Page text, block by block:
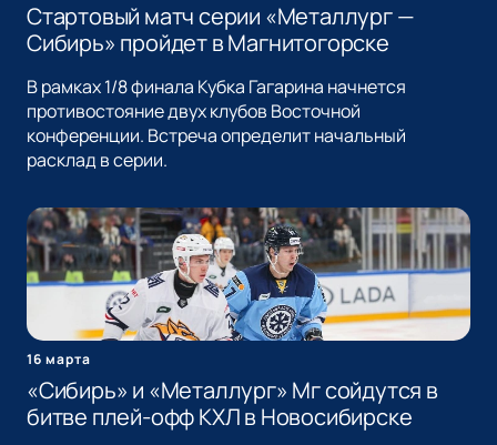
Стартовый матч серии «Металлург —
Сибирь» пройдет в Магнитогорске
В рамках 1/8 финала Кубка Гагарина начнется
противостояние двух клубов Восточной
конференции. Встреча определит начальный
расклад в серии.
16 марта
«Сибирь» и «Металлург» Мг сойдутся в
битве плей-офф КХЛ в Новосибирске